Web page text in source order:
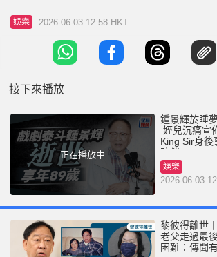
父鍾景輝（King Sir）已於今早在家
世。 伯父一生奉獻戲劇，桃李滿門，
對他的敬重與愛戴。感謝各位一直以
陪伴。 目前我們家屬正著手處理伯父
娛樂 2026-06-03 12:58 HKT
接下來播放
正在播放中
鍾景輝於睡
姪兒沉痛宣
King Sir身後
陪伴
娛樂
2026-06-03
黎彼得離世
老父走過最
困難：傳聞